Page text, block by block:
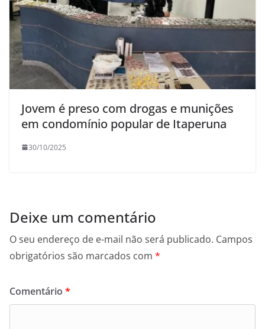
Jovem é preso com drogas e munições
em condomínio popular de Itaperuna
30/10/2025
Deixe um comentário
O seu endereço de e-mail não será publicado. Campos
obrigatórios são marcados com *
Comentário *